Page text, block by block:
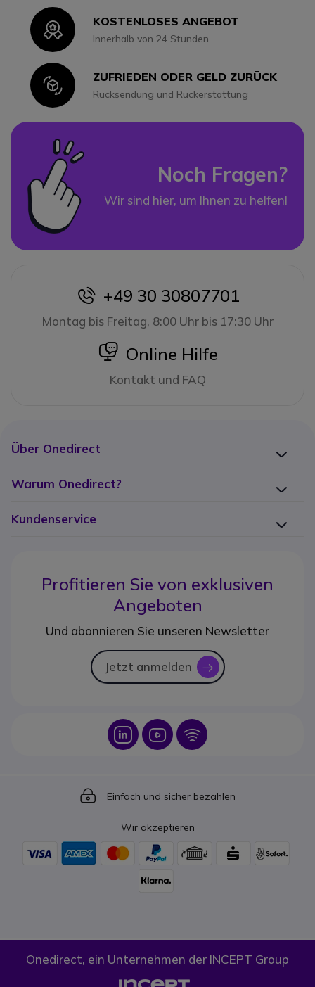
IconKOSTENLOSES ANGEBOT
Innerhalb von 24 Stunden
IconZUFRIEDEN ODER GELD ZURÜCK
Rücksendung und Rückerstattung
Noch Fragen?
Wir sind hier, um Ihnen zu helfen!
icon
+49 30 30807701
Montag bis Freitag, 8:00 Uhr bis 17:30 Uhr
icon
Online Hilfe
Kontakt und FAQ
Über Onedirect
Warum Onedirect?
Kundenservice
Profitieren Sie von exklusiven
Angeboten
Und abonnieren Sie unseren Newsletter
Jetzt anmelden icon
Icon Icon Icon
Icon
Einfach und sicher bezahlen
Wir akzeptieren
Onedirect, ein Unternehmen der INCEPT Group